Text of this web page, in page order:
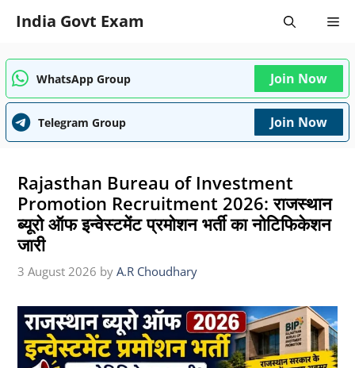
India Govt Exam
WhatsApp Group Join Now
Telegram Group Join Now
Rajasthan Bureau of Investment
Promotion Recruitment 2026: राजस्थान
ब्यूरो ऑफ इन्वेस्टमेंट प्रमोशन भर्ती का नोटिफिकेशन
जारी
3 August 2026 by A.R Choudhary